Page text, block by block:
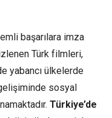
başarılara imza
Türk filmleri,
yabancı ülkelerde
sosyal
Türkiye’de